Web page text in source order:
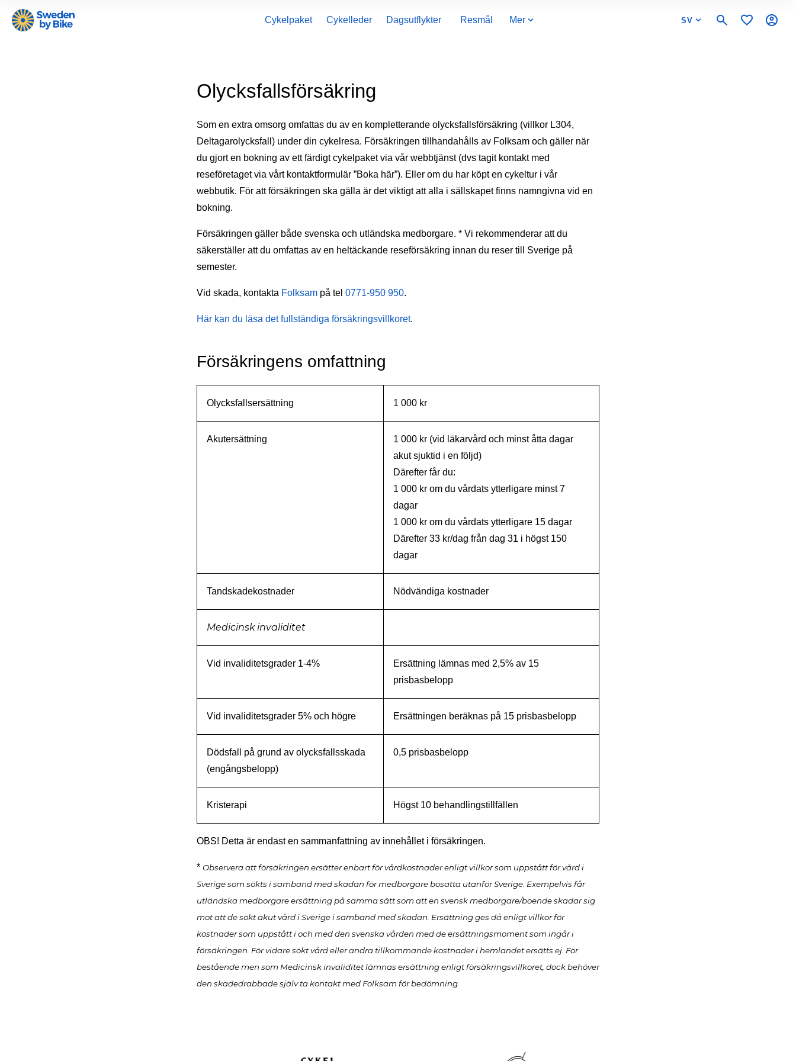
Cykelpaket Cykelleder Dagsutflykter Resmål Mer SV
Olycksfallsförsäkring
Som en extra omsorg omfattas du av en kompletterande olycksfallsförsäkring (villkor L304,
Deltagarolycksfall) under din cykelresa. Försäkringen tillhandahålls av Folksam och gäller när
du gjort en bokning av ett färdigt cykelpaket via vår webbtjänst (dvs tagit kontakt med
reseföretaget via vårt kontaktformulär ”Boka här”). Eller om du har köpt en cykeltur i vår
webbutik. För att försäkringen ska gälla är det viktigt att alla i sällskapet finns namngivna vid en
bokning.
Försäkringen gäller både svenska och utländska medborgare. * Vi rekommenderar att du
säkerställer att du omfattas av en heltäckande reseförsäkring innan du reser till Sverige på
semester.
Vid skada, kontakta Folksam på tel 0771-950 950.
Här kan du läsa det fullständiga försäkringsvillkoret.
Försäkringens omfattning
Olycksfallsersättning 1 000 kr
Akutersättning
1 000 kr (vid läkarvård och minst åtta dagar
akut sjuktid i en följd)
Därefter får du:
1 000 kr om du vårdats ytterligare minst 7
dagar
1 000 kr om du vårdats ytterligare 15 dagar
Därefter 33 kr/dag från dag 31 i högst 150
dagar
Tandskadekostnader Nödvändiga kostnader
Medicinsk invaliditet
Vid invaliditetsgrader 1-4%
Ersättning lämnas med 2,5% av 15
prisbasbelopp
Vid invaliditetsgrader 5% och högre Ersättningen beräknas på 15 prisbasbelopp
Dödsfall på grund av olycksfallsskada
(engångsbelopp)
0,5 prisbasbelopp
Kristerapi Högst 10 behandlingstillfällen
OBS! Detta är endast en sammanfattning av innehållet i försäkringen.
* Observera att försäkringen ersätter enbart för vårdkostnader enligt villkor som uppstått för vård i
Sverige som sökts i samband med skadan för medborgare bosatta utanför Sverige. Exempelvis får
utländska medborgare ersättning på samma sätt som att en svensk medborgare/boende skadar sig
mot att de sökt akut vård i Sverige i samband med skadan. Ersättning ges då enligt villkor för
kostnader som uppstått i och med den svenska vården med de ersättningsmoment som ingår i
försäkringen. För vidare sökt vård eller andra tillkommande kostnader i hemlandet ersätts ej. För
bestående men som Medicinsk invaliditet lämnas ersättning enligt försäkringsvillkoret, dock behöver
den skadedrabbade själv ta kontakt med Folksam för bedömning.